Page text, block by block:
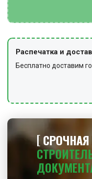
Распечатка и
Бесплатно доставим